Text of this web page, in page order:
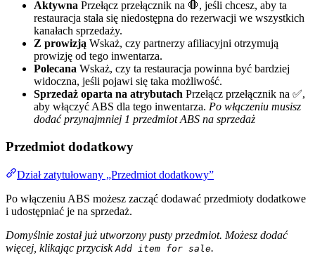
Aktywna Przełącz przełącznik na 🛑, jeśli chcesz, aby ta
restauracja stała się niedostępna do rezerwacji we wszystkich
kanałach sprzedaży.
Z prowizją Wskaż, czy partnerzy afiliacyjni otrzymują
prowizję od tego inwentarza.
Polecana Wskaż, czy ta restauracja powinna być bardziej
widoczna, jeśli pojawi się taka możliwość.
Sprzedaż oparta na atrybutach Przełącz przełącznik na ✅,
aby włączyć ABS dla tego inwentarza. Po włączeniu musisz
dodać przynajmniej 1 przedmiot ABS na sprzedaż
Przedmiot dodatkowy
Dział zatytułowany „Przedmiot dodatkowy”
Po włączeniu ABS możesz zacząć dodawać przedmioty dodatkowe
i udostępniać je na sprzedaż.
Domyślnie został już utworzony pusty przedmiot. Możesz dodać
więcej, klikając przycisk Add item for sale.